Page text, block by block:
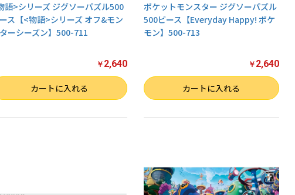
語>シリーズ ジグソーパズル500
ス【<物語>シリーズ オフ&モン
ーシーズン】500-711
￥ 2,640
カートに入れる
ポケットモンスター ジグソーパズル
500ピース【Everyday Happy! ポケ
モン】500-713
￥ 2,640
数量 カートに入れる